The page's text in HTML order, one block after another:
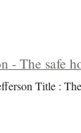
- The safe
Title :